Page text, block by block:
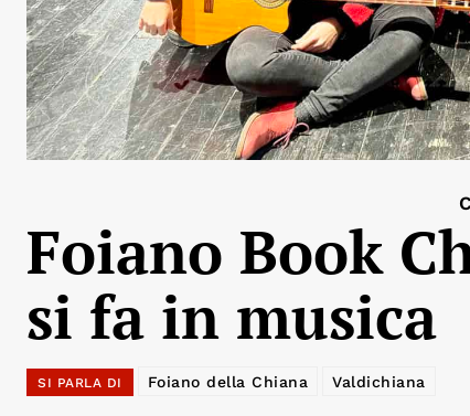
Foiano Book
si fa in musica
SI PARLA DI Foiano della Chiana Valdichiana